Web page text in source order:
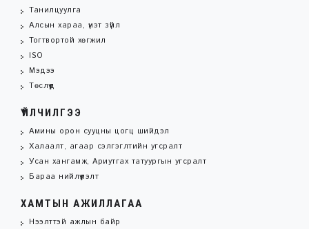
Танилцуулга
Алсын хараа, үнэт зүйл
Тогтвортой хөгжил
ISO
Мэдээ
Төслүүд
ҮЙЛЧИЛГЭЭ
Амины орон сууцны цогц шийдэл
Халаалт, агаар сэлгэглтийн угсралт
Усан хангамж, Ариутгах татуургын угсралт
Бараа нийлүүлэлт
ХАМТЫН АЖИЛЛАГАА
Нээлттэй ажлын байр